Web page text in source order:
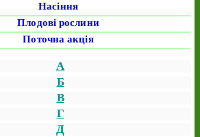
Насіння
Плодові рослини
Поточна акція
А
Б
В
Г
Д